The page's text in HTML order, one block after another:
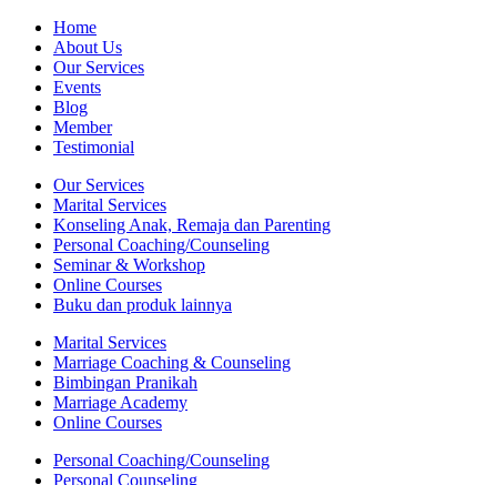
Home
About Us
Our Services
Events
Blog
Member
Testimonial
Our Services
Marital Services
Konseling Anak, Remaja dan Parenting
Personal Coaching/Counseling
Seminar & Workshop
Online Courses
Buku dan produk lainnya
Marital Services
Marriage Coaching & Counseling
Bimbingan Pranikah
Marriage Academy
Online Courses
Personal Coaching/Counseling
Personal Counseling